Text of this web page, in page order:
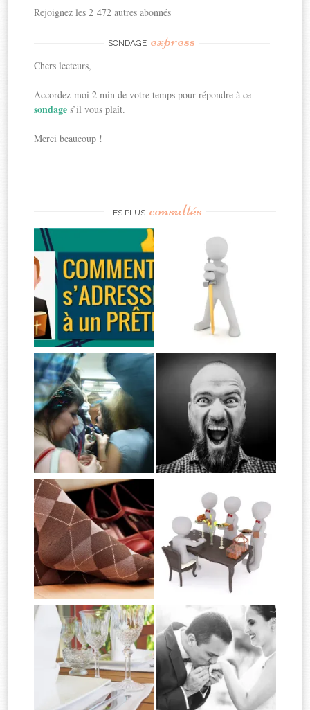
Rejoignez les 2 472 autres abonnés
SONDAGE express
Chers lecteurs,
Accordez-moi 2 min de votre temps pour répondre à ce
sondages’il vous plaît.
Merci beaucoup !
LES PLUS consultés